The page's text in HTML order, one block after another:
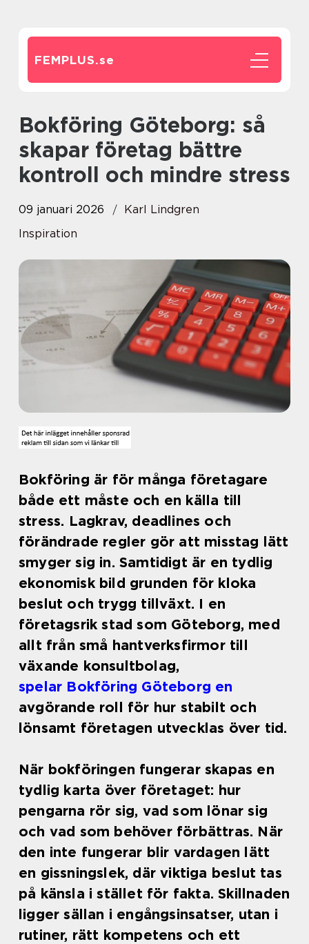
FEMPLUS.se
Bokföring Göteborg: så
skapar företag bättre
kontroll och mindre stress
09 januari 2026
Karl Lindgren
Inspiration
Bokföring är för många företagare
både ett måste och en källa till
stress. Lagkrav, deadlines och
förändrade regler gör att misstag lätt
smyger sig in. Samtidigt är en tydlig
ekonomisk bild grunden för kloka
beslut och trygg tillväxt. I en
företagsrik stad som Göteborg, med
allt från små hantverksfirmor till
växande konsultbolag,
spelar Bokföring Göteborg en
avgörande roll för hur stabilt och
lönsamt företagen utvecklas över tid.
När bokföringen fungerar skapas en
tydlig karta över företaget: hur
pengarna rör sig, vad som lönar sig
och vad som behöver förbättras. När
den inte fungerar blir vardagen lätt
en gissningslek, där viktiga beslut tas
på känsla i stället för fakta. Skillnaden
ligger sällan i engångsinsatser, utan i
rutiner, rätt kompetens och ett